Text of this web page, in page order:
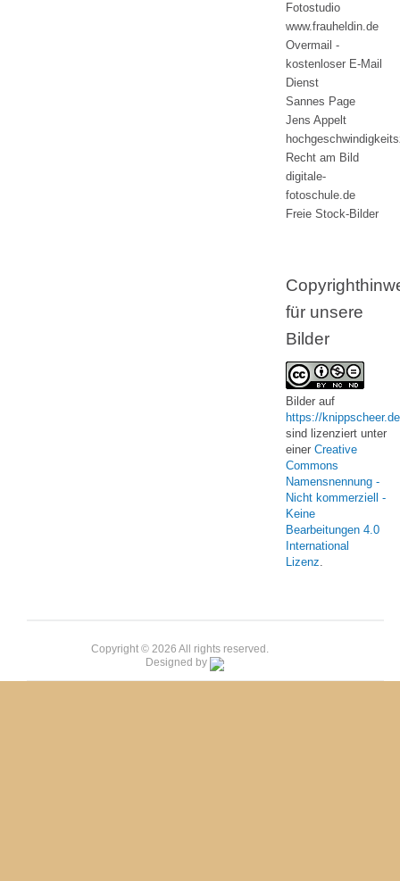
Fotostudio
www.frauheldin.de
Overmail -
kostenloser E-Mail
Dienst
Sannes Page
Jens Appelt
Recht am Bild
digitale-
fotoschule.de
Freie Stock-Bilder
für unsere
Bilder
Bilder auf
https://knippscheer.de
sind lizenziert unter
einer Creative
Commons
Namensnennung -
Nicht kommerziell -
Keine
Bearbeitungen 4.0
International
Lizenz.
Copyright © 2026 All rights reserved.
Designed by